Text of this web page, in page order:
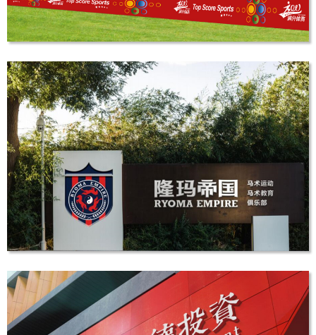
满分体育LOGO设计
LOGO设计